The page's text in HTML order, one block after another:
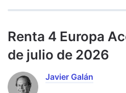
Renta 4 Europa
de julio de 2026
Javier Galán